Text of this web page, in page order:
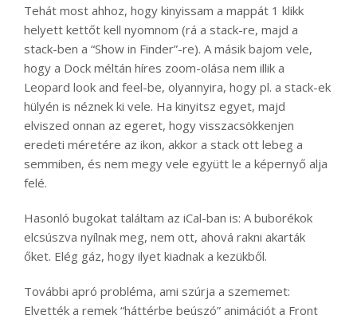
Tehát most ahhoz, hogy kinyissam a mappát 1 klikk
helyett kettőt kell nyomnom (rá a stack-re, majd a
stack-ben a “Show in Finder”-re). A másik bajom vele,
hogy a Dock méltán híres zoom-olása nem illik a
Leopard look and feel-be, olyannyira, hogy pl. a stack-ek
hülyén is néznek ki vele. Ha kinyitsz egyet, majd
elviszed onnan az egeret, hogy visszacsökkenjen
eredeti méretére az ikon, akkor a stack ott lebeg a
semmiben, és nem megy vele együtt le a képernyő alja
felé.
Hasonló bugokat találtam az iCal-ban is: A buborékok
elcsúszva nyílnak meg, nem ott, ahová rakni akarták
őket. Elég gáz, hogy ilyet kiadnak a kezükből.
További apró probléma, ami szúrja a szememet:
Elvették a remek “háttérbe beúszó” animációt a Front